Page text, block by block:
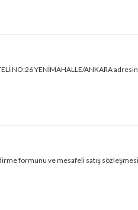
NO:26 YENİMAHALLE/ANKARA
ve mesafeli satış sözleşmesini